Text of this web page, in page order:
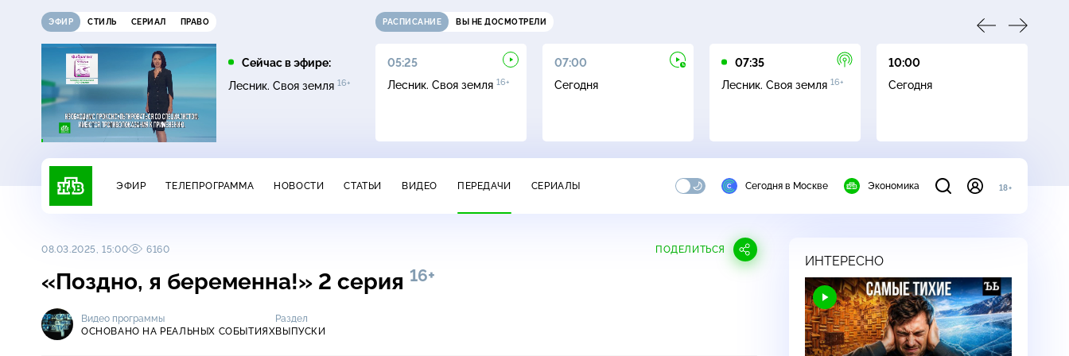
ЭФИР СТИЛЬ СЕРИАЛ ПРАВО
Сейчас в эфире:
Лесник. Своя земля 16+
РАСПИСАНИЕ ВЫ НЕ ДОСМОТРЕЛИ
03:30
Утро. Самое лучшее
16+
05:00
Сегодня
05:25
Лесник. Своя земля 16+
07:00
Сегодня
07:35
Лесник. Своя земля 16+
10:00
Сегодня
ЭФИР ТЕЛЕПРОГРАММА НОВОСТИ СТАТЬИ ВИДЕО ПЕРЕДАЧИ СЕРИАЛЫ Сегодня в Москве Экономика 18+
08.03.2025, 15:00 6160 ПОДЕЛИТЬСЯ
«Поздно, я беременна!» 2 серия 16+
Видео программы
ОСНОВАНО НА РЕАЛЬНЫХ СОБЫТИЯХ
Раздел
ВЫПУСКИ
ИНТЕРЕСНО